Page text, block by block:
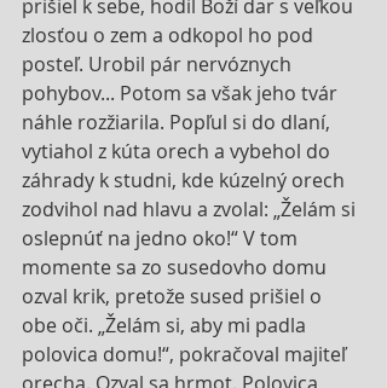
prišiel k sebe, hodil Boží dar s veľkou
zlosťou o zem a odkopol ho pod
posteľ. Urobil pár nervóznych
pohybov... Potom sa však jeho tvár
náhle rozžiarila. Popľul si do dlaní,
vytiahol z kúta orech a vybehol do
záhrady k studni, kde kúzelný orech
zodvihol nad hlavu a zvolal: „Želám si
oslepnúť na jedno oko!“ V tom
momente sa zo susedovho domu
ozval krik, pretože sused prišiel o
obe oči. „Želám si, aby mi padla
polovica domu!“, pokračoval majiteľ
orecha. Ozval sa hrmot. Polovica